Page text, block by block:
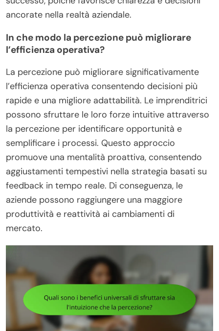
ancorate nella realtà aziendale.
In che modo la percezione può migliorare
l’efficienza operativa?
La percezione può migliorare significativamente
l’efficienza operativa consentendo decisioni più
rapide e una migliore adattabilità. Le imprenditrici
possono sfruttare le loro forze intuitive attraverso
la percezione per identificare opportunità e
semplificare i processi. Questo approccio
promuove una mentalità proattiva, consentendo
aggiustamenti tempestivi nella strategia basati su
feedback in tempo reale. Di conseguenza, le
aziende possono raggiungere una maggiore
produttività e reattività ai cambiamenti di
mercato.